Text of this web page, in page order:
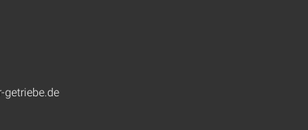
getriebe.de